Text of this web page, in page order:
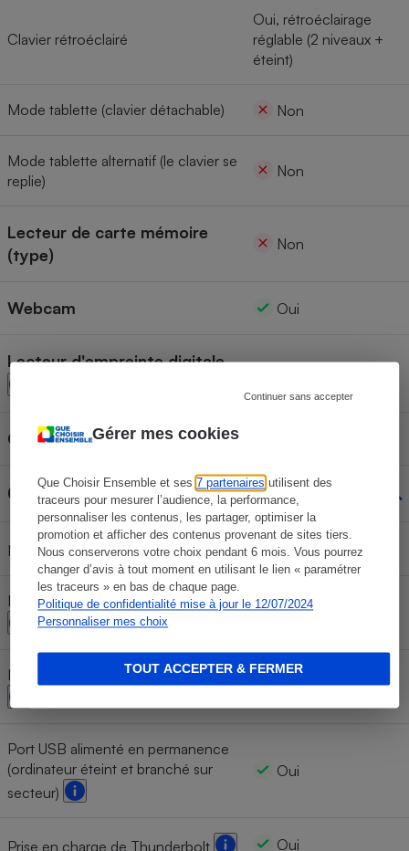
Gérer mes cookies
Que Choisir Ensemble et ses7 partenaires utilisent des
traceurs pour mesurer l’audience, la performance,
personnaliser les contenus, les partager, optimiser la
promotion et afficher des contenus provenant de sites tiers.
Nous conserverons votre choix pendant 6 mois. Vous pourrez
changer d’avis à tout moment en utilisant le lien « paramétrer
les traceurs » en bas de chaque page.
Politique de confidentialité mise à jour le 12/07/2024
Personnaliser mes choix
Continuer sans accepter
TOUT ACCEPTER & FERMER
Clavier rétroéclairé
Oui, rétroéclairage
réglable (2 niveaux +
éteint)
Mode tablette (clavier détachable) Non
Mode tablette alternatif (le clavier se
replie)
Non
Lecteur de carte mémoire
(type)
Non
Webcam Oui
Lecteur d'empreinte digitale
Capacité de la batterie
Connectique
Nombre de ports USB-C 1
Nombre de ports USB 3 Type-A
2
Nombre de ports USB 2 Type-A
0
Port USB alimenté en permanence
(ordinateur éteint et branché sur
secteur)
Oui
Prise en charge de Thunderbolt Oui